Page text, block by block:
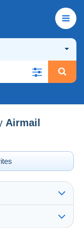
Airmail